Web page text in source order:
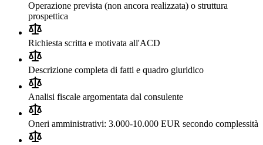
Operazione prevista (non ancora realizzata) o struttura
prospettica
Richiesta scritta e motivata all'ACD
Descrizione completa di fatti e quadro giuridico
Analisi fiscale argomentata dal consulente
Oneri amministrativi: 3.000-10.000 EUR secondo complessità